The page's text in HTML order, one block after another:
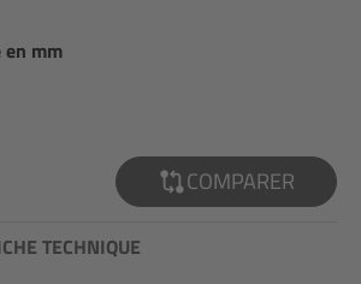
mm
COMPARER
TECHNIQUE